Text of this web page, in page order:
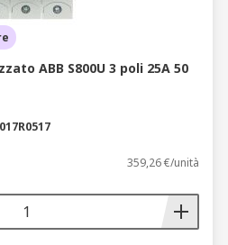
ABB S800U 3 poli 25A 50
359,26 €/unità